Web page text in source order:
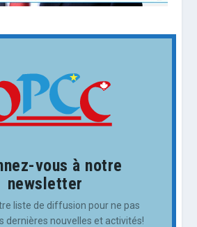
vous à notre
newsletter
liste de diffusion pour ne pas
dernières nouvelles et activités!